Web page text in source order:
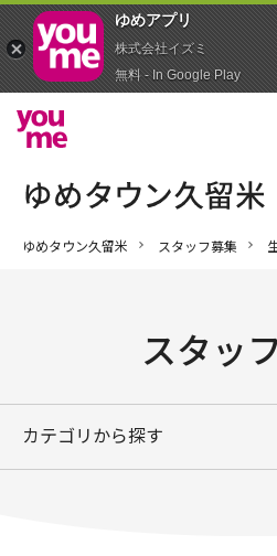
ゆめタウン久留米 スタッフ募集
スタッ
カテゴリから探す
ゆめアプ‪リ‬
株式会社イズミ
無料 - In Google Play